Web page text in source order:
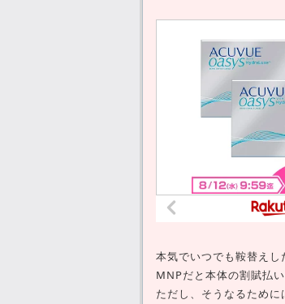
本気でいつでも鞍替えし
MNPだと本体の割賦払
ただし、そうなるために